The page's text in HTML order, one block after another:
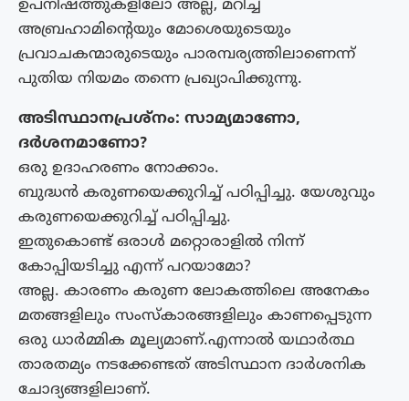
ഉപനിഷത്തുകളിലോ അല്ല, മറിച്ച്
അബ്രഹാമിന്റെയും മോശെയുടെയും
പ്രവാചകന്മാരുടെയും പാരമ്പര്യത്തിലാണെന്ന്
പുതിയ നിയമം തന്നെ പ്രഖ്യാപിക്കുന്നു.
അടിസ്ഥാനപ്രശ്നം: സാമ്യമാണോ,
ദർശനമാണോ?
ഒരു ഉദാഹരണം നോക്കാം.
ബുദ്ധൻ കരുണയെക്കുറിച്ച് പഠിപ്പിച്ചു. യേശുവും
കരുണയെക്കുറിച്ച് പഠിപ്പിച്ചു.
ഇതുകൊണ്ട് ഒരാൾ മറ്റൊരാളിൽ നിന്ന്
കോപ്പിയടിച്ചു എന്ന് പറയാമോ?
അല്ല. കാരണം കരുണ ലോകത്തിലെ അനേകം
മതങ്ങളിലും സംസ്കാരങ്ങളിലും കാണപ്പെടുന്ന
ഒരു ധാർമ്മിക മൂല്യമാണ്.എന്നാൽ യഥാർത്ഥ
താരതമ്യം നടക്കേണ്ടത് അടിസ്ഥാന ദാർശനിക
ചോദ്യങ്ങളിലാണ്.